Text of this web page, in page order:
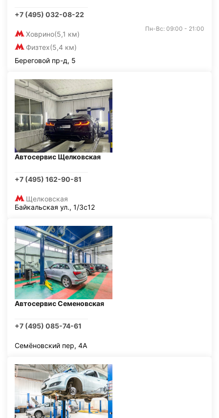
+7 (495) 032-08-22
Ховрино(5,1 км)
Физтех(5,4 км)
Пн-Вс: 09:00 - 21:00
Береговой пр-д, 5
Автосервис Щелковская
+7 (495) 162-90-81
Щелковская
Байкальская ул., 1/3с12
Автосервис Семеновская
+7 (495) 085-74-61
Семёновский пер, 4А